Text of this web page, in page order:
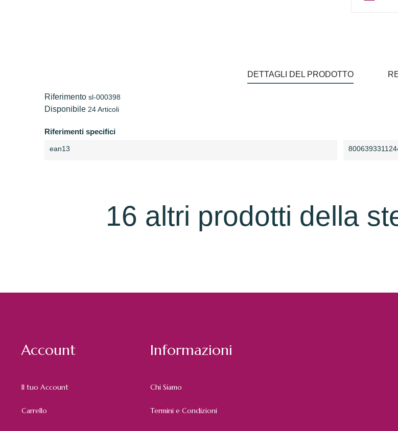
DETTAGLI DEL PRODOTTO
Riferimento sl-000398
Disponibile 24 Articoli
Riferimenti specifici
ean13
16 altri prodotti della
Account
Il tuo Account
Carrello
Informazioni
Chi Siamo
Termini e Condizioni